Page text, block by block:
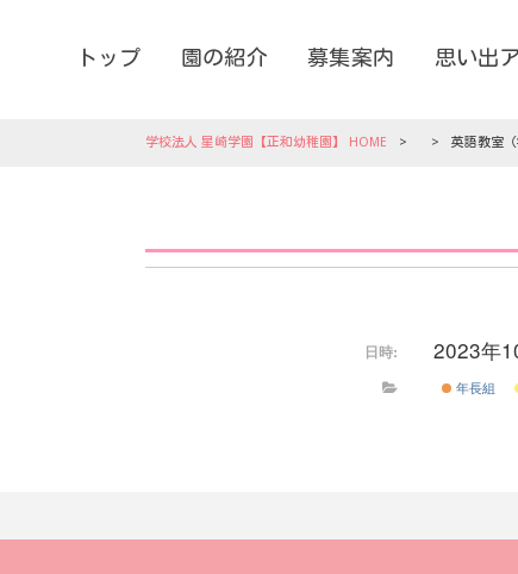
トップ 園の紹介 募集案内 思い出
学校法人 星崎学園【正和幼稚園】 HOME > > 英語教室（
日時: 2023年
年長組